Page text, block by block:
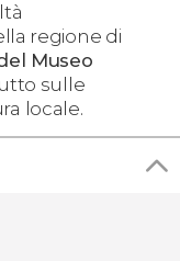
regione di
Museo
sulle
locale.